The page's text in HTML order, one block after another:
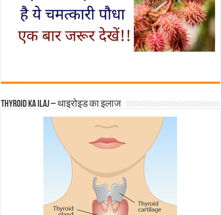
Thyroid ka ilaj – थाइरोइड का इलाज